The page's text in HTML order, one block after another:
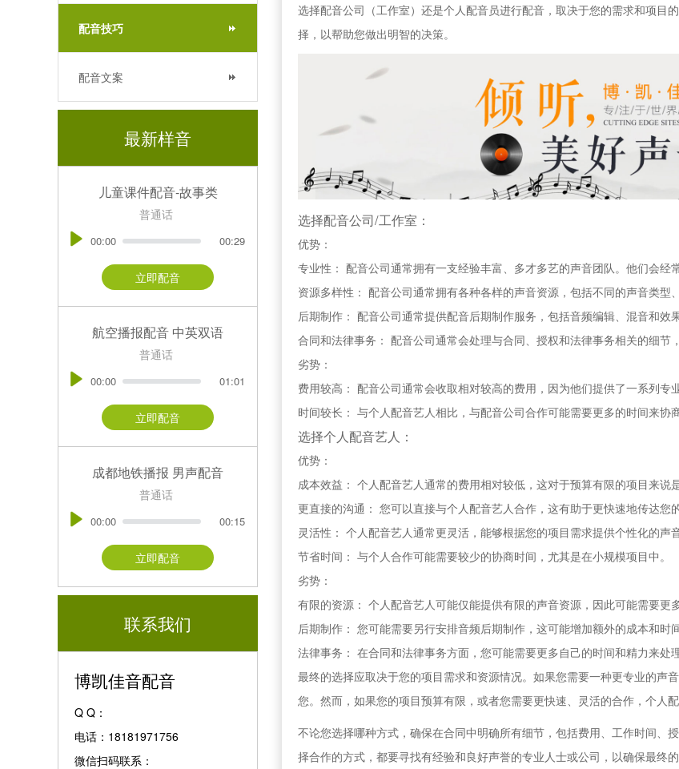
配音技巧
配音文案
最新样音
儿童课件配音-故事类
普通话
00:00 00:29
立即配音
航空播报配音 中英双语
普通话
00:00 01:01
立即配音
成都地铁播报 男声配音
普通话
00:00 00:15
立即配音
联系我们
博凯佳音配音
Q Q：
电话：18181971756
微信扫码联系：
选择配音公司（工作室）还是个人配音员进行配音，取决于您的需求和项目
择，以帮助您做出明智的决策。
选择配音公司/工作室：
优势：
专业性： 配音公司通常拥有一支经验丰富、多才多艺的声音团队。他们会经
资源多样性： 配音公司通常拥有各种各样的声音资源，包括不同的声音类型
后期制作： 配音公司通常提供配音后期制作服务，包括音频编辑、混音和效
合同和法律事务： 配音公司通常会处理与合同、授权和法律事务相关的细节
劣势：
费用较高： 配音公司通常会收取相对较高的费用，因为他们提供了一系列专业
时间较长： 与个人配音艺人相比，与配音公司合作可能需要更多的时间来协
选择个人配音艺人：
优势：
成本效益： 个人配音艺人通常的费用相对较低，这对于预算有限的项目来说
更直接的沟通： 您可以直接与个人配音艺人合作，这有助于更快速地传达您
灵活性： 个人配音艺人通常更灵活，能够根据您的项目需求提供个性化的声音
节省时间： 与个人合作可能需要较少的协商时间，尤其是在小规模项目中。
劣势：
有限的资源： 个人配音艺人可能仅能提供有限的声音资源，因此可能需要更
后期制作： 您可能需要另行安排音频后期制作，这可能增加额外的成本和时间
法律事务： 在合同和法律事务方面，您可能需要更多自己的时间和精力来处理
最终的选择应取决于您的项目需求和资源情况。如果您需要一种更专业的声
您。然而，如果您的项目预算有限，或者您需要更快速、灵活的合作，个人配
不论您选择哪种方式，确保在合同中明确所有细节，包括费用、工作时间、
择合作的方式，都要寻找有经验和良好声誉的专业人士或公司，以确保最终的